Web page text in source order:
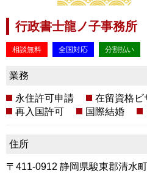
行政書士龍ノ子事務所
相談無料 全国対応 分割払い
業務
永住許可申請 在留資格ビ
再入国許可
国際結婚
住所
〒411-0912 静岡県駿東郡清水